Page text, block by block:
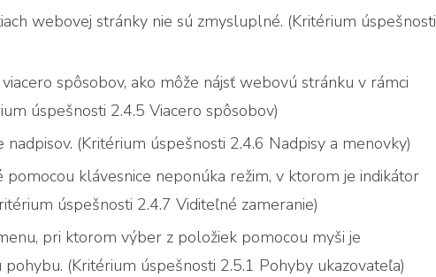
webovej stránky nie sú zmysluplné. (Kritérium úspešnosti
spôsobov, ako môže nájsť webovú stránku v rámci
úspešnosti 2.4.5 Viacero spôsobov)
nadpisov. (Kritérium úspešnosti 2.4.6 Nadpisy a menovky)
klávesnice neponúka režim, v ktorom je indikátor
úspešnosti 2.4.7 Viditeľné zameranie)
pri ktorom výber z položiek pomocou myši je
(Kritérium úspešnosti 2.5.1 Pohyby ukazovateľa)